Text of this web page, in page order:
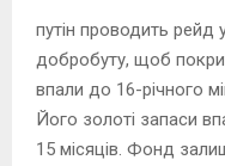
путін проводить рейд
добробуту, щоб
впали до 16-річного
Його золоті запаси
15 місяців. Фонд